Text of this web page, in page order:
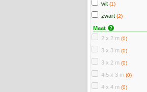
wit (1)
zwart (2)
Maat
2 x 2 m (0)
3 x 3 m (0)
3 x 2 m (0)
4,5 x 3 m (0)
4 x 4 m (0)